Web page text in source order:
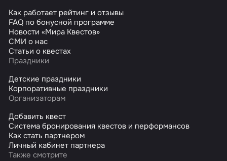
Как работает рейтинг и отзывы
FAQ по бонусной программе
Новости «Мира Квестов»
СМИ о нас
Статьи о квестах
Праздники
Детские праздники
Корпоративные праздники
Организаторам
Добавить квест
Система бронирования квестов и перформансов
Как стать партнером
Личный кабинет партнера
Также смотрите